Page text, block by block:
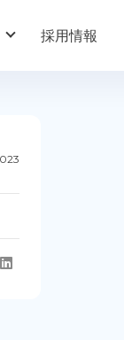
採用情報